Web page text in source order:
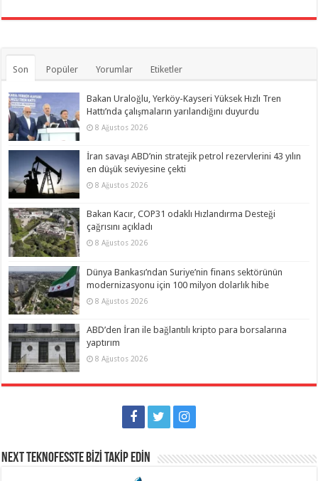
Son Popüler Yorumlar Etiketler
Bakan Uraloğlu, Yerköy-Kayseri Yüksek Hızlı Tren
Hattı’nda çalışmaların yarılandığını duyurdu
8 Ağustos 2026
İran savaşı ABD’nin stratejik petrol rezervlerini 43 yılın
en düşük seviyesine çekti
8 Ağustos 2026
Bakan Kacır, COP31 odaklı Hızlandırma Desteği
çağrısını açıkladı
8 Ağustos 2026
Dünya Bankası’ndan Suriye’nin finans sektörünün
modernizasyonu için 100 milyon dolarlık hibe
8 Ağustos 2026
ABD’den İran ile bağlantılı kripto para borsalarına
yaptırım
8 Ağustos 2026
NEXT TEKNOFESSTE BİZİ TAKİP EDİN